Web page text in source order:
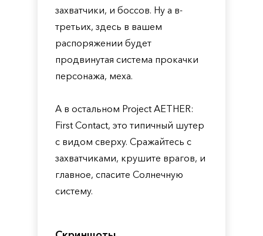
захватчики, и боссов. Ну а в-
третьих, здесь в вашем
распоряжении будет
продвинутая система прокачки
персонажа, меха.
А в остальном Project AETHER:
First Contact, это типичный шутер
с видом сверху. Сражайтесь с
захватчиками, крушите врагов, и
главное, спасите Солнечную
систему.